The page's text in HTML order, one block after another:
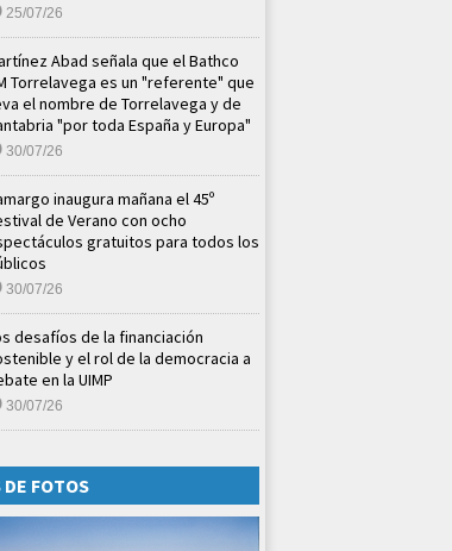
25/07/26
Abad señala que el Bathco
Torrelavega es un "referente" que
el nombre de Torrelavega y de
"por toda España y Europa"
30/07/26
inaugura mañana el 45º
de Verano con ocho
gratuitos para todos los
30/07/26
desafíos de la financiación
y el rol de la democracia a
en la UIMP
30/07/26
FOTOS